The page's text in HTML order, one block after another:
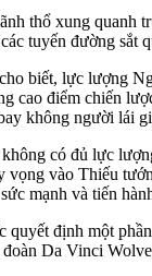
thổ xung quanh
tuyến đường sắt
biết, lực lượng
cao điểm chiến
không người lái
có đủ lực
vọng vào Thiếu
mạnh và tiến
định một
Da Vinci